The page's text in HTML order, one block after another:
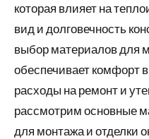
которая влияет на
вид и долговечность
выбор материалов для
обеспечивает комфорт
расходы на ремонт и
рассмотрим основные
для монтажа и отделки